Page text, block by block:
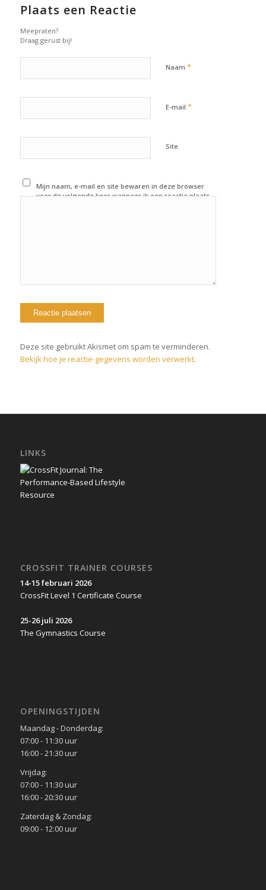
Plaats een Reactie
Meepraten?
Draag gerust bij!
Naam *
E-mail *
Site
Mijn naam, e-mail en site bewaren in deze browser
voor de volgende keer wanneer ik een reactie plaats.
Deze site gebruikt Akismet om spam te verminderen.
Bekijk hoe je reactie-gegevens worden verwerkt.
LINKS
CROSSFIT TRAINER COURSES
14-15 februari 2026
CrossFit Level 1 Certificate Course
25-26 juli 2026
The Gymnastics Course
OPENINGSTIJDEN
Maandag - Donderdag:
07:00 - 11:30 uur
16:00 - 21:30 uur
Vrijdag:
07:00 - 11:30 uur
16:00 - 20:30 uur
Zaterdag & Zondag:
09:00 - 12:00 uur